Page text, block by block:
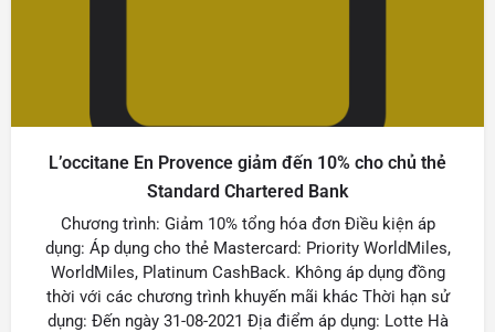
L’occitane En Provence giảm đến 10% cho chủ thẻ
Standard Chartered Bank
Chương trình: Giảm 10% tổng hóa đơn Điều kiện áp
dụng: Áp dụng cho thẻ Mastercard: Priority WorldMiles,
WorldMiles, Platinum CashBack. Không áp dụng đồng
thời với các chương trình khuyến mãi khác Thời hạn sử
dụng: Đến ngày 31-08-2021 Địa điểm áp dụng: Lotte Hà